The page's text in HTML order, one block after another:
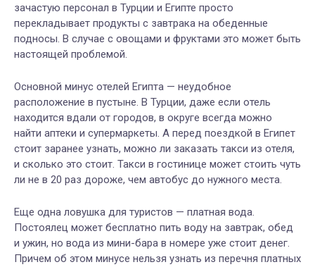
зачастую персонал в Турции и Египте просто
перекладывает продукты с завтрака на обеденные
подносы. В случае с овощами и фруктами это может быть
настоящей проблемой.
Основной минус отелей Египта — неудобное
расположение в пустыне. В Турции, даже если отель
находится вдали от городов, в округе всегда можно
найти аптеки и супермаркеты. А перед поездкой в Египет
стоит заранее узнать, можно ли заказать такси из отеля,
и сколько это стоит. Такси в гостинице может стоить чуть
ли не в 20 раз дороже, чем автобус до нужного места.
Еще одна ловушка для туристов — платная вода.
Постоялец может бесплатно пить воду на завтрак, обед
и ужин, но вода из мини-бара в номере уже стоит денег.
Причем об этом минусе нельзя узнать из перечня платных